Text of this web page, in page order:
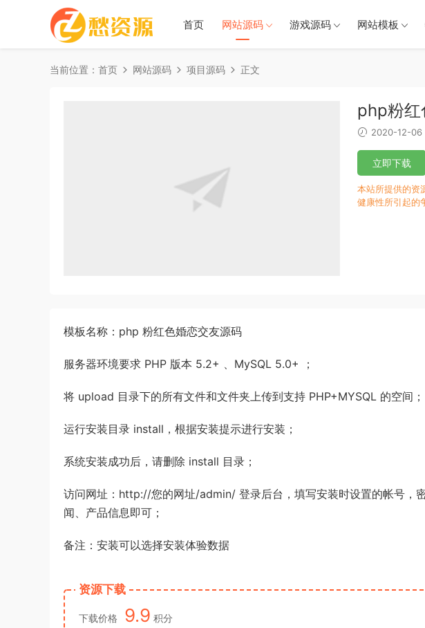
首页 网站源码 游戏源码 网站模板
当前位置： 首页 网站源码 项目源码 正文
php粉红
2020-12-06
立即下载
本站所提供的资
健康性所引起的
模板名称：php 粉红色婚恋交友源码
服务器环境要求 PHP 版本 5.2+ 、MySQL 5.0+ ；
将 upload 目录下的所有文件和文件夹上传到支持 PHP+MYSQL 的空间；
运行安装目录 install，根据安装提示进行安装；
系统安装成功后，请删除 install 目录；
访问网址：http://您的网址/admin/ 登录后台，填写安装时设置的帐号，
闻、产品信息即可；
备注：安装可以选择安装体验数据
资源下载
下载价格 9.9 积分